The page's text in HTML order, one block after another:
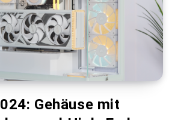
Gehäuse mit